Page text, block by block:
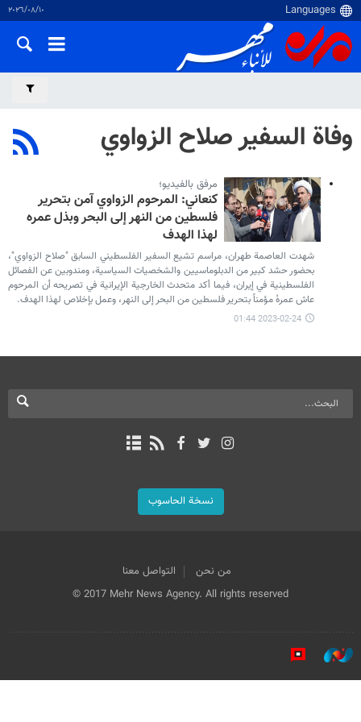
١٠‏/٠٨‏/٢٠٢٦
وفاة السفير صلاح الزواوي
مرفق بالفيديو؛
كنعاني: المرحوم الزواوي آمن بتحرير
فلسطين من النهر إلى البحر وبذل عمره
لهذا الهدف
شهدت العاصمة طهران، مراسم تشيع السفير الفلسطيني السابق "صلاح الزواوي"،
بحضور حشد كبير من الدبلوماسيين والشخصيات السياسية، ومندوبين عن الفصائل
الفلسطينية في إیران، فيما أكد متحدث الخارجية الإيرانية في تصريحه أن المرحوم
عاش عمرهُ مؤمناً بتحرير فلسطين من البحر إلى النهر، وعمل بإخلاص لهذا الهدف.
2023-02-24 01:44
نسخة الحاسوب
من نحن
التواصل معنا
© 2017 Mehr News Agency. All rights reserved